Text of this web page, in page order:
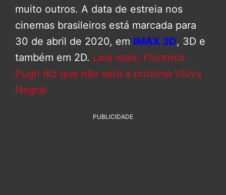
muito outros. A data de estreia nos
cinemas brasileiros está marcada para
30 de abril de 2020, em IMAX 3D, 3D e
também em 2D. Leia mais: Florence
Pugh diz que não será a próxima Viúva
Negra!
PUBLICIDADE